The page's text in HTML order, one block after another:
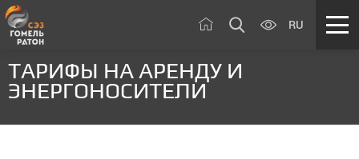
RU
ТАРИФЫ НА АРЕНДУ И
ЭНЕРГОНОСИТЕЛИ